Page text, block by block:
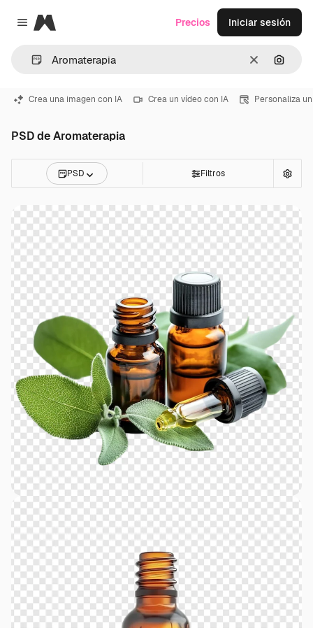
Close menu
Magnific
Borrar
Precios Iniciar sesión
Crea una imagen con IA Crea un vídeo con IA Personaliza
PSD de Aromaterapia
PSD Filtros